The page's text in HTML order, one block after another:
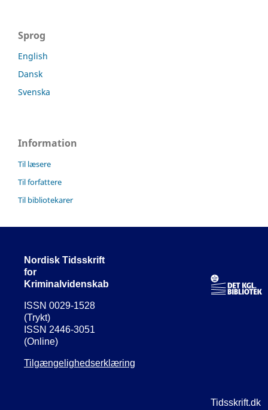
Sprog
English
Dansk
Svenska
Information
Til læsere
Til forfattere
Til bibliotekarer
Nordisk Tidsskrift
for
Kriminalvidenskab
ISSN 0029-1528
(Trykt)
ISSN 2446-3051
(Online)
Tilgængelighedserklæring